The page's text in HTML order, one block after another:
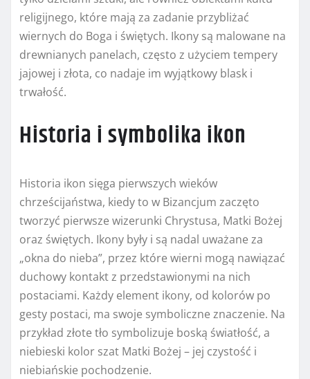
religijnego, które mają za zadanie przybliżać
wiernych do Boga i świętych. Ikony są malowane na
drewnianych panelach, często z użyciem tempery
jajowej i złota, co nadaje im wyjątkowy blask i
trwałość.
Historia i symbolika ikon
Historia ikon sięga pierwszych wieków
chrześcijaństwa, kiedy to w Bizancjum zaczęto
tworzyć pierwsze wizerunki Chrystusa, Matki Bożej
oraz świętych. Ikony były i są nadal uważane za
„okna do nieba”, przez które wierni mogą nawiązać
duchowy kontakt z przedstawionymi na nich
postaciami. Każdy element ikony, od kolorów po
gesty postaci, ma swoje symboliczne znaczenie. Na
przykład złote tło symbolizuje boską światłość, a
niebieski kolor szat Matki Bożej – jej czystość i
niebiańskie pochodzenie.